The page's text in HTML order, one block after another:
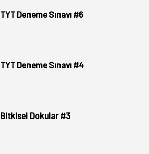
TYT Deneme Sınavı #6
TYT Deneme Sınavı #4
Bitkisel Dokular #3